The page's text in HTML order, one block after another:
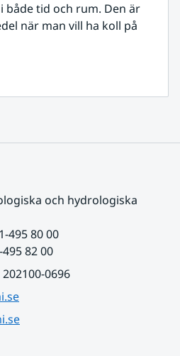
både tid och rum. Den är
när man vill ha koll på
och hydrologiska
495 80 00
82 00
0696